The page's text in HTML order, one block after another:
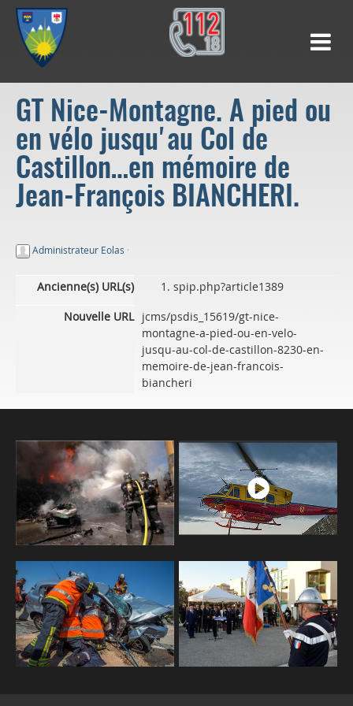
GT Nice-Montagne. A pied ou
en vélo jusqu'au Col de
Castillon…en mémoire de
Jean-François BIANCHERI.
Administrateur Eolas ·
Ancienne(s) URL(s)
spip.php?article1389
Nouvelle URL jcms/psdis_15619/gt-nice-
montagne-a-pied-ou-en-velo-
jusqu-au-col-de-castillon-8230-en-
memoire-de-jean-francois-
biancheri